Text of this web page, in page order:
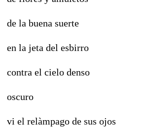
de la buena suerte
en la jeta del esbirro
contra el cielo denso
oscuro
vi el relàmpago de sus ojos